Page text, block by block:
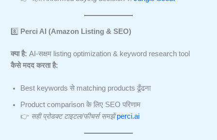
8️⃣ Perci AI (Amazon Listing & SEO)
क्या है: AI-सक्षम listing optimization & keyword research tool
कैसे मदद करता है:
Best keywords से matching products ढूँढना
Product comparison के लिए SEO परिणाम
👉 सही प्रोडक्ट टाइटल/फीचर्स समझें perci.ai